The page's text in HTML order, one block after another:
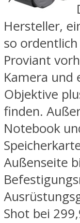
Hersteller,
so
Proviant
Kamera und
Objektive
finden.
Notebook
Außenseite
Shot bei